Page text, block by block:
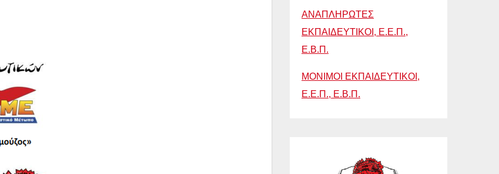
ΑΝΑΠΛΗΡΩΤΕΣ
ΕΚΠΑΙΔΕΥΤΙΚΟΙ, Ε.Ε.Π.,
Ε.Β.Π.
ΜΟΝΙΜΟΙ ΕΚΠΑΙΔΕΥΤΙΚΟΙ,
Ε.Ε.Π., Ε.Β.Π.